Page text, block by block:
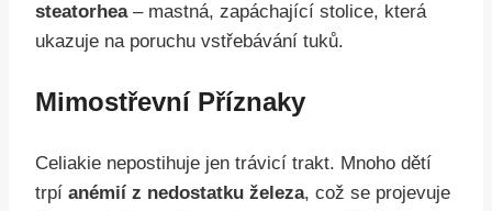
steatorhea– mastná, zapáchající stolice, která
ukazuje na poruchu vstřebávání tuků.
Mimostřevní Příznaky
Celiakie nepostihuje jen trávicí trakt. Mnoho dětí
trpí anémií z nedostatku železa, což se projevuje